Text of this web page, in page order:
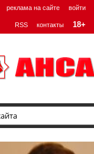
реклама на сайте войти
RSS контакты 18+